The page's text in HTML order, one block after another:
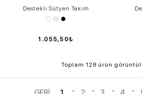
Destekli Sütyen Takım
1.055,50₺
Toplam 128 ürün